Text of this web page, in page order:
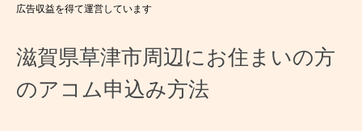
広告収益を得て運営しています
滋賀県草津市周辺にお住まいの方
のアコム申込み方法